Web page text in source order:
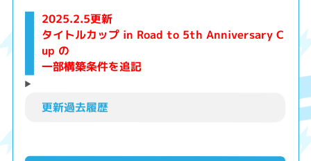
2025.2.5更新
タイトルカップ in Road to 5th Anniversary C
up の
一部構築条件を追記
更新過去履歴